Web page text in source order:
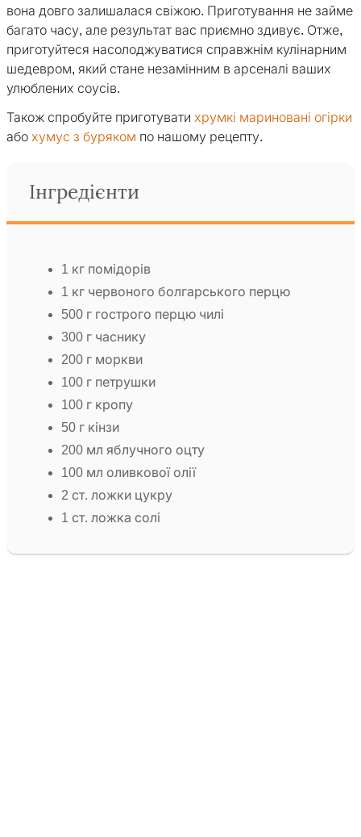
вона довго залишалася свіжою. Приготування не займе
багато часу, але результат вас приємно здивує. Отже,
приготуйтеся насолоджуватися справжнім кулінарним
шедевром, який стане незамінним в арсеналі ваших
улюблених соусів.
Також спробуйте приготувати хрумкі мариновані огірки
або хумус з буряком по нашому рецепту.
Інгредієнти
1 кг помідорів
1 кг червоного болгарського перцю
500 г гострого перцю чилі
300 г часнику
200 г моркви
100 г петрушки
100 г кропу
50 г кінзи
200 мл яблучного оцту
100 мл оливкової олії
2 ст. ложки цукру
1 ст. ложка солі